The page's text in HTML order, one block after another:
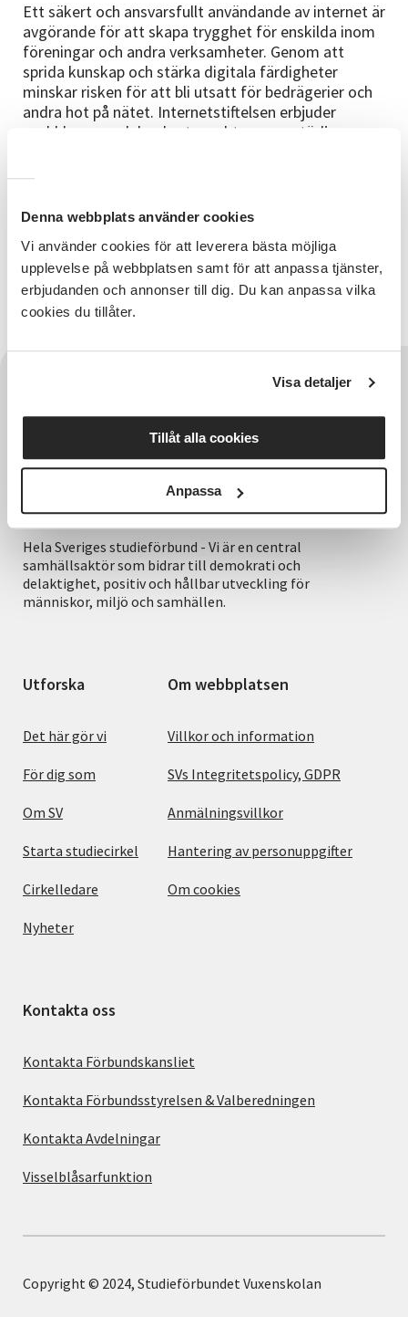
Denna webbplats använder cookies
Vi använder cookies för att leverera bästa möjliga
upplevelse på webbplatsen samt för att anpassa tjänster,
erbjudanden och annonser till dig. Du kan anpassa vilka
cookies du tillåter.
Visa detaljer
Tillåt alla cookies
Anpassa
Ett säkert och ansvarsfullt användande av internet är
avgörande för att skapa trygghet för enskilda inom
föreningar och andra verksamheter. Genom att
sprida kunskap och stärka digitala färdigheter
minskar risken för att bli utsatt för bedrägerier och
andra hot på nätet. Internetstiftelsen erbjuder
snabbkurser och konkreta verktyg som stödjer
bedrägerier. Dessutom erbjuds utbildningar, artiklar
organisationer att navigera säkert i den digitala
miljön.
Läs mer på:Tänk Säkert
Hela Sveriges studieförbund - Vi är en central
samhällsaktör som bidrar till demokrati och
delaktighet, positiv och hållbar utveckling för
människor, miljö och samhällen.
Utforska
Det här gör vi
För dig som
Om SV
Starta studiecirkel
Cirkelledare
Nyheter
Om webbplatsen
Villkor och information
SVs Integritetspolicy, GDPR
Anmälningsvillkor
Hantering av personuppgifter
Om cookies
Kontakta oss
Kontakta Förbundskansliet
Kontakta Förbundsstyrelsen & Valberedningen
Kontakta Avdelningar
Visselblåsarfunktion
Copyright © 2024, Studieförbundet Vuxenskolan